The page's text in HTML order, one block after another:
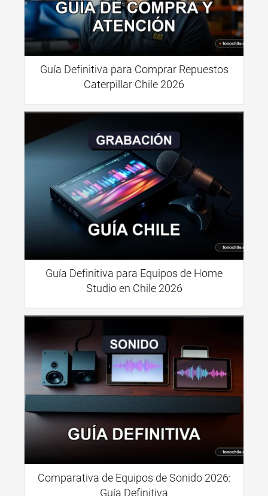
Guía Definitiva para Comprar Repuestos
Caterpillar Chile 2026
Guía Definitiva para Equipos de Home
Studio en Chile 2026
Comparativa de Equipos de Sonido 2026:
Guía Definitiva